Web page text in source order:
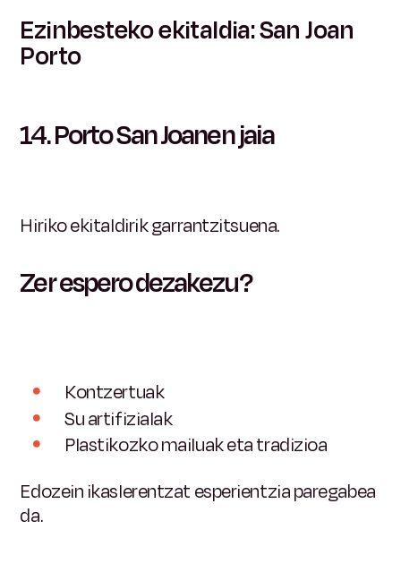
Ezinbesteko ekitaldia: San Joan
Porto
14.Porto San Joanen jaia
Hiriko ekitaldirik garrantzitsuena.
Zer espero dezakezu?
Kontzertuak
Su artifizialak
Plastikozko mailuak eta tradizioa
Edozein ikaslerentzat esperientzia paregabea
da.